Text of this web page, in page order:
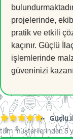
projelerinde,
pratik ve etkili
kaçınır. Güçlü
işlemlerinde
güveninizi
Güçlü
tüm müşterilerinden 5